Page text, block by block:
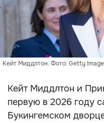
Кейт Миддлтон. Фото: Getty
Кейт Миддлтон и
первую в 2026 году
Букингемском